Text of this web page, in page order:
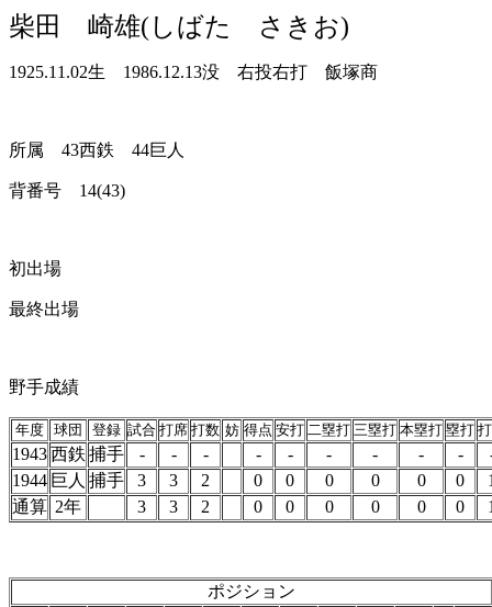
柴田 崎雄(しばた さきお)
1925.11.02生 1986.12.13没 右投右打 飯塚商
所属 43西鉄 44巨人
背番号 14(43)
初出場
最終出場
野手成績
年度 球団 登録 試合 打席 打数 妨 得点 安打 二塁打 三塁打 本塁打 塁打
1943西鉄 捕手 - - - - - - - - -
1944 巨人 捕手 3 3 2 0 0 0 0 0 0
通算 2年 3 3 2 0 0 0 0 0 0
ポジション